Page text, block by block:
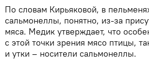
По словам Кирьяковой, в
сальмонеллы, понятно, из-за
мяса. Медик утверждает, что
с этой точки зрения мясо птицы,
и утки – носители сальмонеллы.